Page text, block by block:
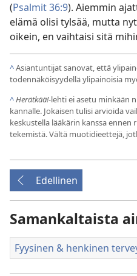
(Psalmit 36:9). Aiemmin
elämä olisi tylsää, mutta
oikein, en vaihtaisi sitä
^Asiantuntijat sanovat, että
todennäköisyydellä ylipainoisia
^ Herätkää!-lehti ei asetu minkään
kannalle. Jokaisen tulisi arvioida
keskustella lääkärin kanssa
tekemistä. Vältä muotidieettejä,
Edellinen
Samankaltaista
Fyysinen & henkinen